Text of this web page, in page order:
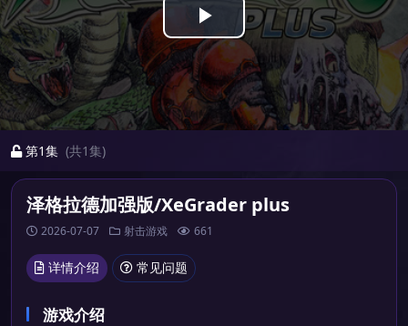
Play
Video
第1集 (共1集)
泽格拉德加强版/XeGrader plus
2026-07-07 射击游戏 661
详情介绍 常见问题
游戏介绍